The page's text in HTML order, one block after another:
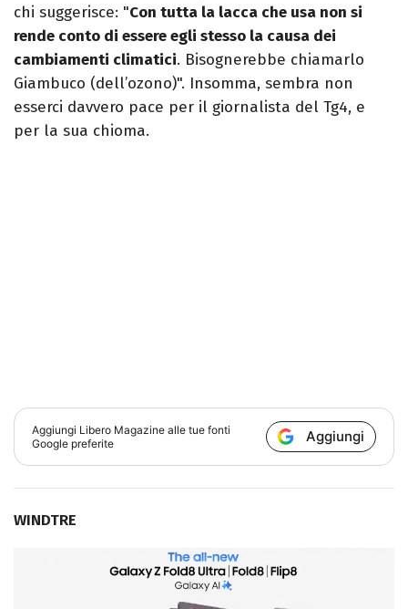
chi suggerisce: "Con tutta la lacca che usa non si
rende conto di essere egli stesso la causa dei
cambiamenti climatici. Bisognerebbe chiamarlo
Giambuco (dell’ozono)". Insomma, sembra non
esserci davvero pace per il giornalista del Tg4, e
per la sua chioma.
Aggiungi Libero Magazine alle tue fonti
Google preferite
Aggiungi
WINDTRE